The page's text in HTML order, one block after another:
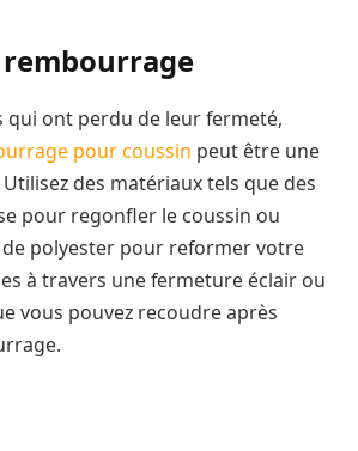
qui ont perdu de leur fermeté,
pour coussin peut être une
des matériaux tels que des
pour regonfler le coussin ou
polyester pour reformer votre
à travers une fermeture éclair ou
vous pouvez recoudre après